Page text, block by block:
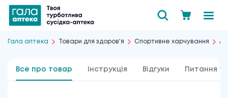
Гала аптека Товари для здоров'я Спортивне харчування
Все про товар Інструкція Відгуки Питання та